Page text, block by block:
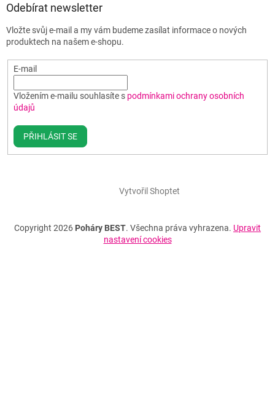
Odebírat newsletter
Vložte svůj e-mail a my vám budeme zasílat informace o nových
produktech na našem e-shopu.
E-mail
Vložením e-mailu souhlasíte s podmínkami ochrany osobních
údajů
PŘIHLÁSIT SE
Vytvořil Shoptet
Copyright 2026 Poháry BEST. Všechna práva vyhrazena. Upravit
nastavení cookies